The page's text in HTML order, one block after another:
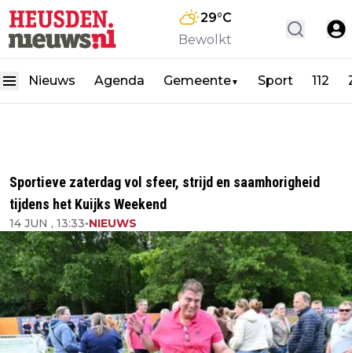
29°C
Bewolkt
Nieuws Agenda Gemeente▼ Sport 112
Sportieve zaterdag vol sfeer, strijd en saamhorigheid
tijdens het Kuijks Weekend
14 JUN , 13:33•NIEUWS